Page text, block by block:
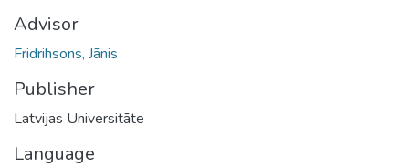
Advisor
Fridrihsons, Jānis
Publisher
Latvijas Universitāte
Language